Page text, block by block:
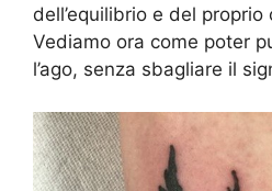
dell’equilibrio e del
Vediamo ora come poter
l’ago, senza sbagliare il